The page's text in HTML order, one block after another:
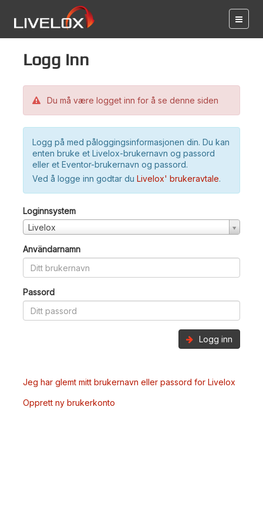
Logg inn
Du må være logget inn for å se denne siden
Logg på med påloggingsinformasjonen din. Du kan
enten bruke et Livelox-brukernavn og passord
eller et Eventor-brukernavn og passord.
Ved å logge inn godtar du Livelox' brukeravtale.
Loginnsystem
Livelox
Användarnamn
Passord
Logg inn
Jeg har glemt mitt brukernavn eller passord for Livelox
Opprett ny brukerkonto